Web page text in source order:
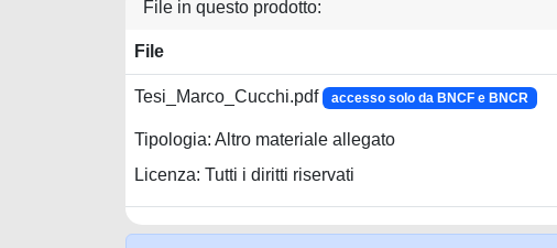
File in questo prodotto:
File
Tesi_Marco_Cucchi.pdf accesso solo da BNCF e BNCR
Tipologia: Altro materiale allegato
Licenza: Tutti i diritti riservati